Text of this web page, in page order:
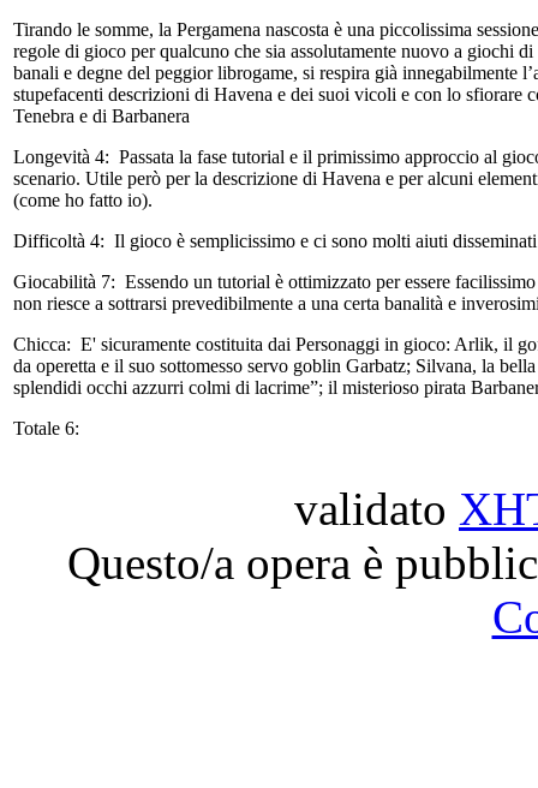
Tirando le somme, la Pergamena nascosta è una piccolissima
regole di gioco per qualcuno che sia assolutamente nuovo a giochi
banali e degne del peggior librogame, si respira già innegabilmente
stupefacenti descrizioni di Havena e dei suoi vicoli e con lo sfiorare
Tenebra e di Barbanera
Longevità 4: Passata la fase tutorial e il primissimo approccio al
scenario. Utile però per la descrizione di Havena e per alcuni
(come ho fatto io).
Difficoltà 4: Il gioco è semplicissimo e ci sono molti aiuti
Giocabilità 7: Essendo un tutorial è ottimizzato per essere
non riesce a sottrarsi prevedibilmente a una certa banalità e
Chicca: E' sicuramente costituita dai Personaggi in gioco: Arlik, il
da operetta e il suo sottomesso servo goblin Garbatz; Silvana, la
splendidi occhi azzurri colmi di lacrime”; il misterioso pirata
Totale 6:
validato
Questo/a opera è